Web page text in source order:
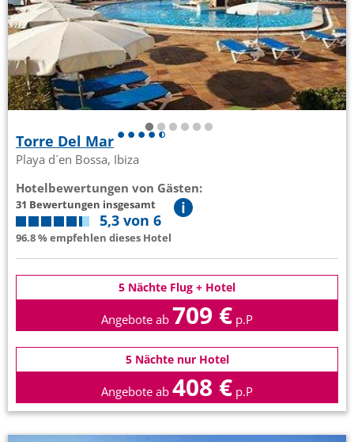
Torre Del Mar
Playa d´en Bossa, Ibiza
Hotelbewertungen von Gästen:
31 Bewertungen insgesamt
5,3 von 6
96.8 % empfehlen dieses Hotel
5 Nächte Flug + Hotel
Angebote ab 709 € p.P
5 Nächte nur Hotel
Angebote ab 408 € p.P